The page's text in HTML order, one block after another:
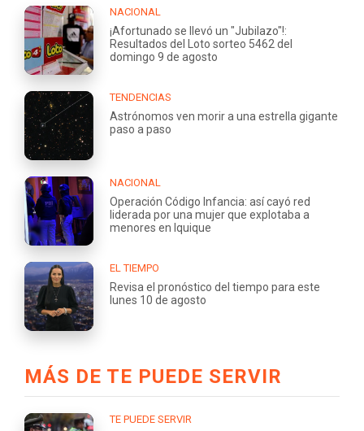
NACIONAL
¡Afortunado se llevó un "Jubilazo"!:
Resultados del Loto sorteo 5462 del
domingo 9 de agosto
TENDENCIAS
Astrónomos ven morir a una estrella gigante
paso a paso
NACIONAL
Operación Código Infancia: así cayó red
liderada por una mujer que explotaba a
menores en Iquique
EL TIEMPO
Revisa el pronóstico del tiempo para este
lunes 10 de agosto
MÁS DE TE PUEDE SERVIR
TE PUEDE SERVIR